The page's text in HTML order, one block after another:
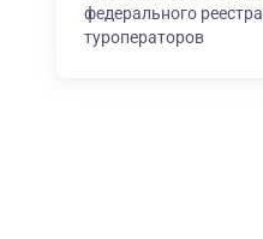
федерального реестра
туроператоров